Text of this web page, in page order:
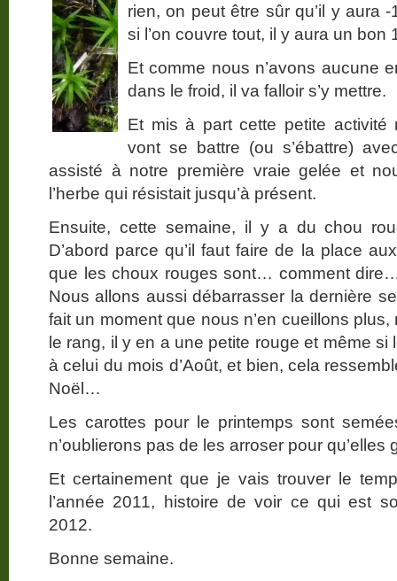
rien, on peut être sûr qu’il y aura
si l’on couvre tout, il y aura un bon
Et comme nous n’avons aucune
dans le froid, il va falloir s’y mettre.
Et mis à part cette petite activité
vont se battre (ou s’ébattre)
assisté à notre première vraie gelée et
l’herbe qui résistait jusqu’à présent.
Ensuite, cette semaine, il y a du chou
D’abord parce qu’il faut faire de la place
que les choux rouges sont… comment
Nous allons aussi débarrasser la dernière
fait un moment que nous n’en cueillons
le rang, il y en a une petite rouge et même si
à celui du mois d’Août, et bien, cela
Noël…
Les carottes pour le printemps sont
n’oublierons pas de les arroser pour qu’elles
Et certainement que je vais trouver le
l’année 2011, histoire de voir ce qui est
2012.
Bonne semaine.